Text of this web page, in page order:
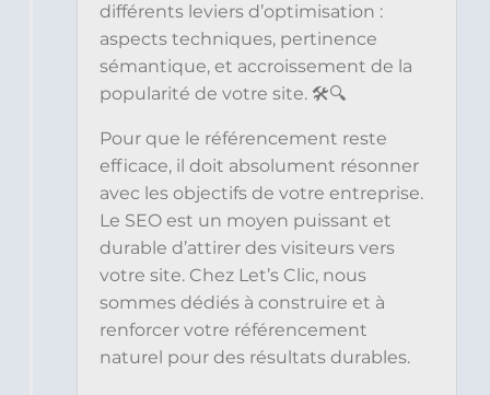
différents leviers d’optimisation :
aspects techniques, pertinence
sémantique, et accroissement de la
popularité de votre site. 🛠️🔍
Pour que le référencement reste
efficace, il doit absolument résonner
avec les objectifs de votre entreprise.
Le SEO est un moyen puissant et
durable d’attirer des visiteurs vers
votre site. Chez Let’s Clic, nous
sommes dédiés à construire et à
renforcer votre référencement
naturel pour des résultats durables.